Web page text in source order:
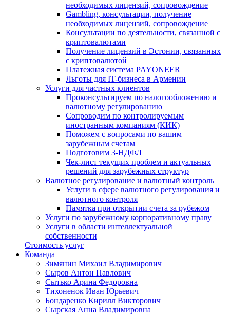
необходимых лицензий, сопровождение
Gambling, консультации, получение
необходимых лицензий, сопровождение
Консультации по деятельности, связанной с
криптовалютами
Получение лицензий в Эстонии, связанных
с криптовалютой
Платежная система PAYONEER
Льготы для IT-бизнеса в Армении
Услуги для частных клиентов
Проконсультируем по налогообложению и
валютному регулированию
Сопроводим по контролируемым
иностранным компаниям (КИК)
Поможем с вопросами по вашим
зарубежным счетам
Подготовим 3-НДФЛ
Чек-лист текущих проблем и актуальных
решений для зарубежных структур
Валютное регулирование и валютный контроль
Услуги в сфере валютного регулирования и
валютного контроля
Памятка при открытии счета за рубежом
Услуги по зарубежному корпоративному праву
Услуги в области интеллектуальной
собственности
Стоимость услуг
Команда
Зимянин Михаил Владимирович
Сыров Антон Павлович
Сытько Арина Федоровна
Тихоненок Иван Юрьевич
Бондаренко Кирилл Викторович
Сырская Анна Владимировна